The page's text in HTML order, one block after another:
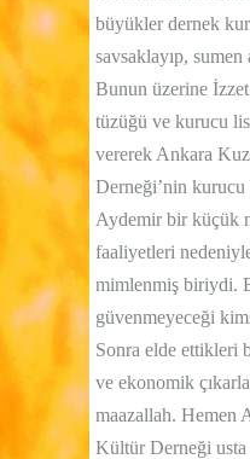
büyükler dernek
savsaklayıp, sumen
Bunun üzerine İzzet
tüzüğü ve kurucu
vererek Ankara
Derneği’nin kurucu
Aydemir bir küçük
faaliyetleri
mimlenmiş biriydi.
güvenmeyeceği
Sonra elde ettikleri
ve ekonomik
maazallah. Hemen
Kültür Derneği